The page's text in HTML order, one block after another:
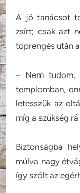
A jó tanácsot
zsírt; csak azt
töprengés után
– Nem tudom,
templomban,
letesszük az
míg a szükség
Biztonságba
múlva nagy
így szólt az